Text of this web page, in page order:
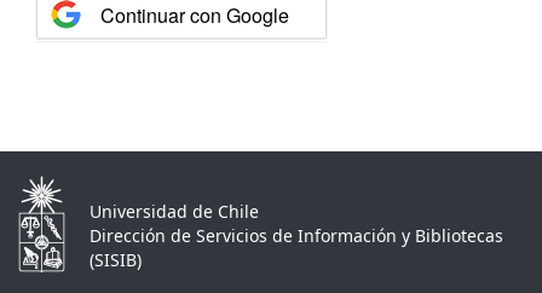
Continuar con Google
Universidad de Chile
Dirección de Servicios de Información y Bibliotecas
(SISIB)